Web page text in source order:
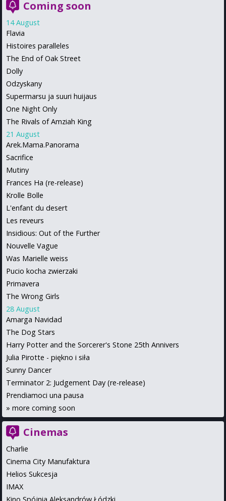
Coming soon
14 August
Flavia
Histoires paralleles
The End of Oak Street
Dolly
Odzyskany
Supermarsu ja suuri huijaus
One Night Only
The Rivals of Amziah King
21 August
Arek.Mama.Panorama
Sacrifice
Mutiny
Frances Ha (re-release)
Krolle Bolle
L'enfant du desert
Les reveurs
Insidious: Out of the Further
Nouvelle Vague
Was Marielle weiss
Pucio kocha zwierzaki
Primavera
The Wrong Girls
28 August
Amarga Navidad
The Dog Stars
Harry Potter and the Sorcerer's Stone 25th Annivers
Julia Pirotte - piękno i siła
Sunny Dancer
Terminator 2: Judgement Day (re-release)
Prendiamoci una pausa
» more coming soon
Cinemas
Charlie
Cinema City Manufaktura
Helios Sukcesja
IMAX
Kino Spójnia Aleksandrów Łódzki